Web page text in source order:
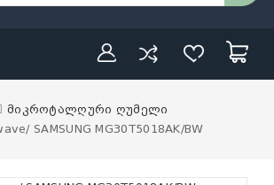
მიკროტალღური ღუმელი
SAMSUNG MG30T5018AK/BW